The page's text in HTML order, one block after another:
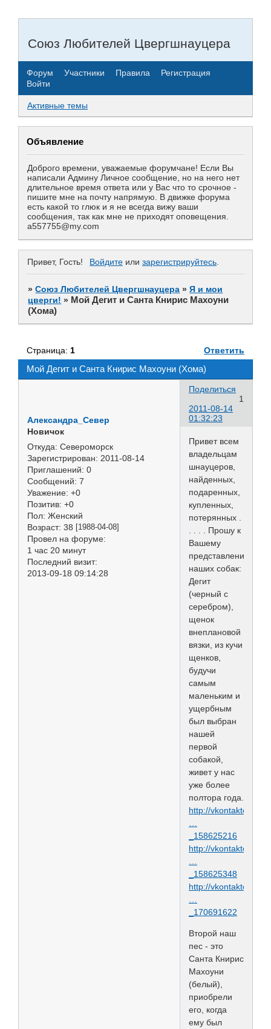
Союз Любителей Цвергшнауцера
Форум Участники Правила
Регистрация
Войти
Активные темы
Объявление
Доброго времени, уважаемые форумчане! Если Вы
написали Админу Личное сообщение, но на него нет
длительное время ответа или у Вас что то срочное -
пишите мне на почту напрямую. В движке форума
есть какой то глюк и я не всегда вижу ваши
сообщения, так как мне не приходят оповещения.
a557755@my.com
Привет, Гость! Войдите или зарегистрируйтесь.
»Союз Любителей Цвергшнауцера »Я и мои
цверги! » Мой Дегит и Санта Книрис Махоуни
(Хома)
Мой Дегит и Санта Книрис Махоуни (Хома)
Страница: 1 Ответить
Поделиться
1
2011-08-14
01:32:23
Александра_Север
Новичок
Откуда: Североморск
Зарегистрирован: 2011-08-14
Приглашений: 0
Сообщений: 7
Уважение: +0
Позитив: +0
Пол: Женский
Возраст: 38 [1988-04-08]
Провел на форуме:
1 час 20 минут
Последний визит:
2013-09-18 09:14:28
Привет всем
владельцам
шнауцеров,
найденных,
подаренных,
купленных,
потерянных .
. . . . Прошу к
Вашему
представлению
наших собак:
Дегит
(черный с
серебром),
щенок
внеплановой
вязки, из кучи
щенков,
будучи
самым
маленьким и
ущербным
был выбран
нашей
первой
собакой,
живет у нас
уже более
полтора года.
http://vkontakte.ru/
_158625216
http://vkontakte.ru/
_158625348
http://vkontakte.ru/
_170691622
Второй наш
пес - это
Санта Книрис
Махоуни
(белый),
приобрели
его, когда
ему был